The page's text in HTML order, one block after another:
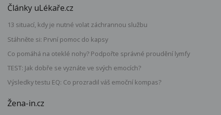
Články uLékaře.cz
13 situací, kdy je nutné volat záchrannou službu
Stáhněte si: První pomoc do kapsy
Co pomáhá na oteklé nohy? Podpořte správné proudění lymfy
TEST: Jak dobře se vyznáte ve svých emocích?
Výsledky testu EQ: Co prozradil váš emoční kompas?
Žena-in.cz